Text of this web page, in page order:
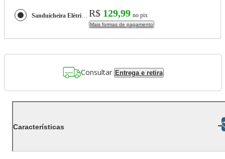
Sanduicheira Elétrica Mallory Classic Grill - 2 em 1, Grelha e Assa Pães, Carnes, Peixes e Legumes, Placas Antiaderentes, Luzes LED R$ 129,99 no pix
Mais formas de pagamento
Consultar Entrega e retira
Características